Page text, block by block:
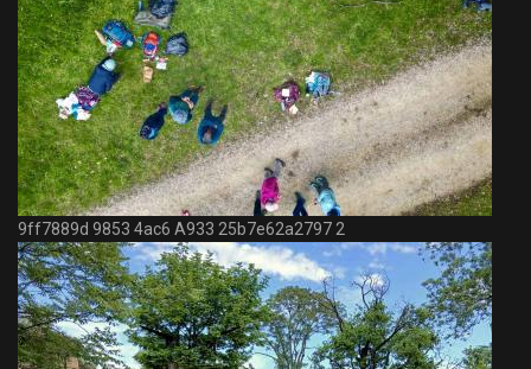
9ff7889d 9853 4ac6 A933 25b7e62a2797 2